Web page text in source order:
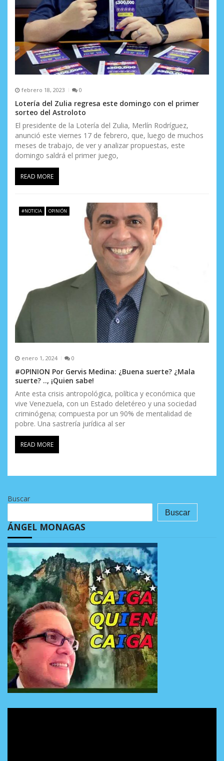
febrero 18, 2023 0
Lotería del Zulia regresa este domingo con el primer
sorteo del Astroloto
El presidente de la Lotería del Zulia, Merlín Rodríguez,
anunció este viernes 17 de febrero, que, luego de muchos
meses de trabajo, de ver y analizar propuestas, este
domingo saldrá el primer juego,
READ MORE
#NOTICIA OPINIÓN
enero 1, 2024 0
#OPINION Por Gervis Medina: ¿Buena suerte? ¿Mala
suerte? .., ¡Quien sabe!
Ante esta crisis antropológica, política y económica que
vive Venezuela, con un Estado deletéreo y una sociedad
criminógena; compuesta por un 90% de mentalidad de
pobre. Una sastrería jurídica al ser
READ MORE
Buscar
Buscar
ÁNGEL MONAGAS